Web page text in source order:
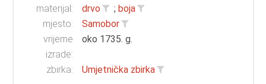
materijal: drvo ; boja
mjesto:
Samobor
vrijeme
izrade:
oko 1735. g.
zbirka: Umjetnička zbirka